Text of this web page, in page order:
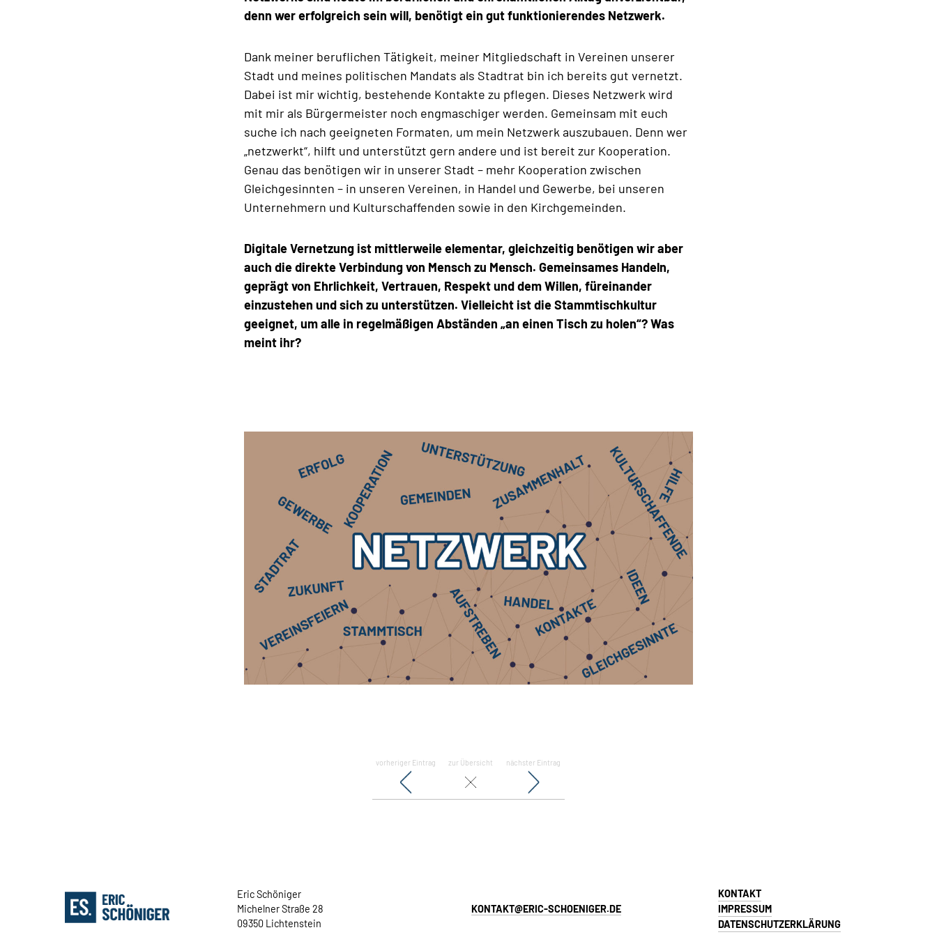
denn wer erfolgreich sein will, benötigt ein gut funktionierendes Netzwerk.
Dank meiner beruflichen Tätigkeit, meiner Mitgliedschaft in Vereinen unserer
Stadt und meines politischen Mandats als Stadtrat bin ich bereits gut vernetzt.
Dabei ist mir wichtig, bestehende Kontakte zu pflegen. Dieses Netzwerk wird
mit mir als Bürgermeister noch engmaschiger werden. Gemeinsam mit euch
suche ich nach geeigneten Formaten, um mein Netzwerk auszubauen. Denn wer
„netzwerkt“, hilft und unterstützt gern andere und ist bereit zur Kooperation.
Genau das benötigen wir in unserer Stadt – mehr Kooperation zwischen
Gleichgesinnten – in unseren Vereinen, in Handel und Gewerbe, bei unseren
Unternehmern und Kulturschaffenden sowie in den Kirchgemeinden.
Digitale Vernetzung ist mittlerweile elementar, gleichzeitig benötigen wir aber
auch die direkte Verbindung von Mensch zu Mensch. Gemeinsames Handeln,
geprägt von Ehrlichkeit, Vertrauen, Respekt und dem Willen, füreinander
einzustehen und sich zu unterstützen. Vielleicht ist die Stammtischkultur
geeignet, um alle in regelmäßigen Abständen „an einen Tisch zu holen“? Was
meint ihr?
vorheriger Eintrag zur Übersicht nächster Eintrag
Eric Schöniger
Michelner Straße 28
09350 Lichtenstein
KONTAKT@ERIC-SCHOENIGER.DE
KONTAKT
IMPRESSUM
DATENSCHUTZERKLÄRUNG